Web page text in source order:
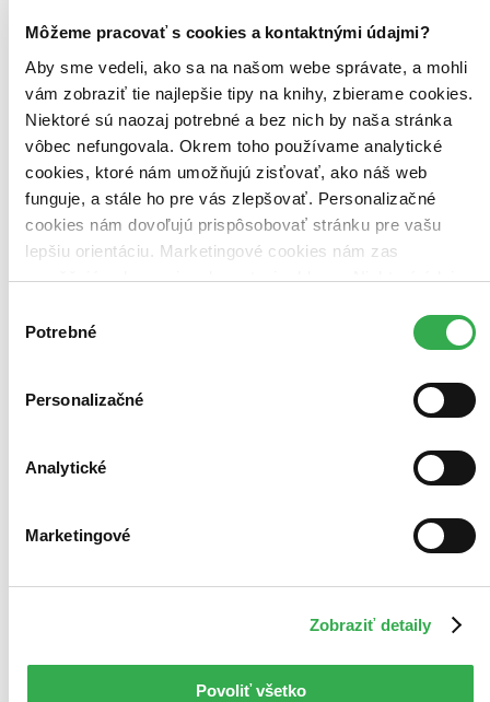
Môžeme pracovať s cookies a kontaktnými údajmi?
Aby sme vedeli, ako sa na našom webe správate, a mohli
vám zobraziť tie najlepšie tipy na knihy, zbierame cookies.
Niektoré sú naozaj potrebné a bez nich by naša stránka
vôbec nefungovala. Okrem toho používame analytické
cookies, ktoré nám umožňujú zisťovať, ako náš web
funguje, a stále ho pre vás zlepšovať. Personalizačné
cookies nám dovoľujú prispôsobovať stránku pre vašu
lepšiu orientáciu. Marketingové cookies nám zas
umožňujú zobrazenie relevantnej reklamy. Niektoré údaje
keby sme mohli používať všetky tieto cookies. Ďakujeme!
súhlasu
Potrebné
Personalizačné
Analytické
Marketingové
Zobraziť detaily
Povoliť všetko
Novinky
Najlacnejšie
Najvyššia zľava